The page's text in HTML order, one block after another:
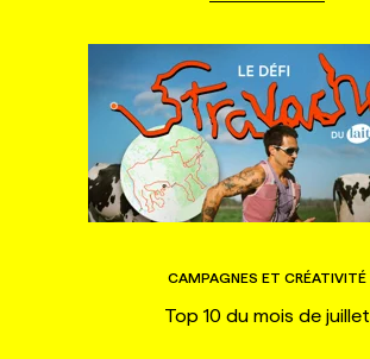
CAMPAGNES ET CRÉATIVITÉ
Top 10 du mois de juillet